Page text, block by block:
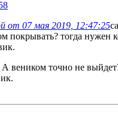
от 07 мая 2019, 12:47:25
покрывать? тогда нужен
А веником точно не